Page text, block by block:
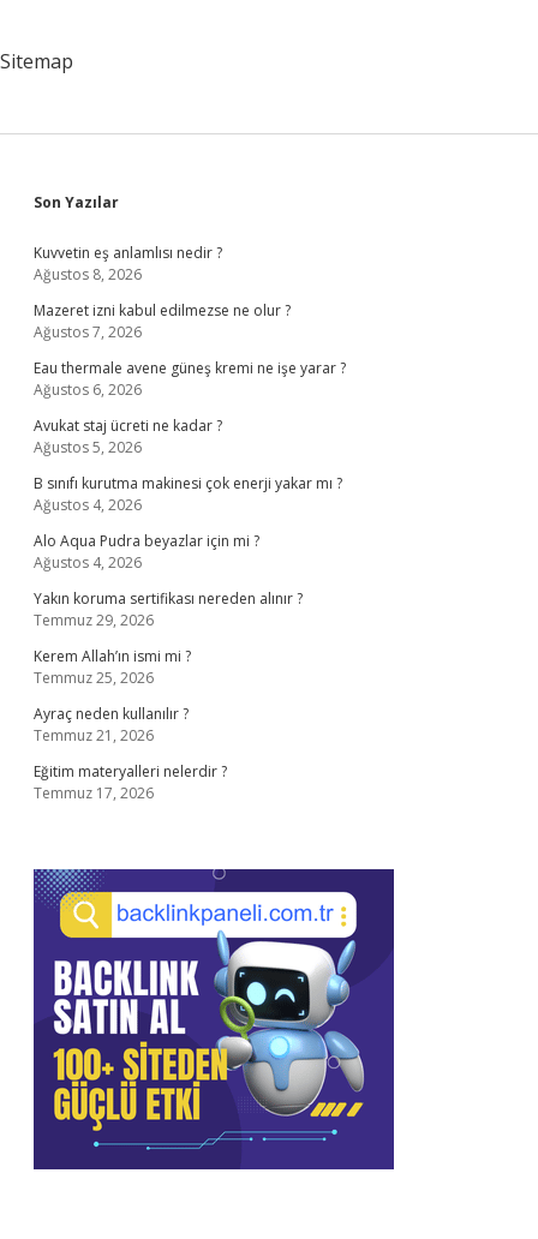
Sitemap
Sidebar
Son Yazılar
Kuvvetin eş anlamlısı nedir ?
Ağustos 8, 2026
Mazeret izni kabul edilmezse ne olur ?
Ağustos 7, 2026
Eau thermale avene güneş kremi ne işe yarar ?
Ağustos 6, 2026
Avukat staj ücreti ne kadar ?
Ağustos 5, 2026
B sınıfı kurutma makinesi çok enerji yakar mı ?
Ağustos 4, 2026
Alo Aqua Pudra beyazlar için mi ?
Ağustos 4, 2026
Yakın koruma sertifikası nereden alınır ?
Temmuz 29, 2026
Kerem Allah’ın ismi mi ?
Temmuz 25, 2026
Ayraç neden kullanılır ?
Temmuz 21, 2026
Eğitim materyalleri nelerdir ?
Temmuz 17, 2026